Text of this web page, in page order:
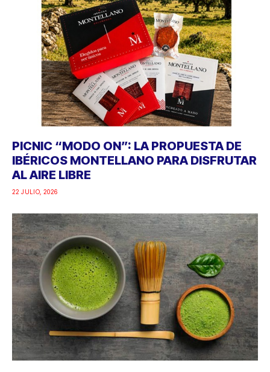
PICNIC “MODO ON”: LA PROPUESTA DE
IBÉRICOS MONTELLANO PARA DISFRUTAR
AL AIRE LIBRE
22 JULIO, 2026